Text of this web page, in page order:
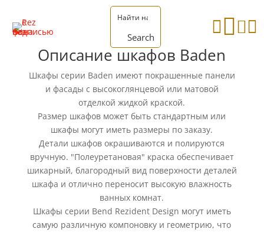
Search

Описание шкафов Baden
Шкафы серии Baden имеют покрашенные панели
и фасады с высокоглянцевой или матовой
отделкой жидкой краской.
Размер шкафов может быть стандартным или
шкафы могут иметь размеры по заказу.
Детали шкафов окрашиваются и полируются
вручную. "Полеуретановая" краска обеспечивает
шикарный, благородный вид поверхности деталей
шкафа и отлично переносит высокую влажность
ванных комнат.
Шкафы серии Bend Rezident Design могут иметь
самую различную компоновку и геометрию, что